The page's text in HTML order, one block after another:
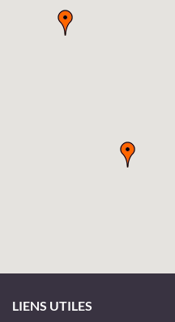
LIENS UTILES